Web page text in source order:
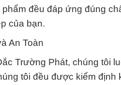
đều đáp ứng đúng
của bạn.
An Toàn
Trường Phát, chúng tôi
tôi đều được kiểm